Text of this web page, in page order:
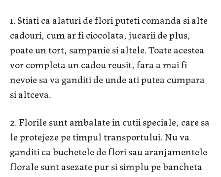
1. Stiati ca alaturi de flori puteti comanda si alte
cadouri, cum ar fi ciocolata, jucarii de plus,
poate un tort, sampanie si altele. Toate acestea
vor completa un cadou reusit, fara a mai fi
nevoie sa va ganditi de unde ati putea cumpara
si altceva.
2. Florile sunt ambalate in cutii speciale, care sa
le protejeze pe timpul transportului. Nu va
ganditi ca buchetele de flori sau aranjamentele
florale sunt asezate pur si simplu pe bancheta